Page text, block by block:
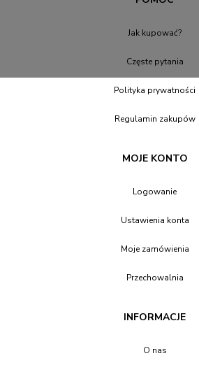
Jak kupować?
Częste pytania
Polityka prywatności
Regulamin zakupów
MOJE KONTO
Logowanie
Ustawienia konta
Moje zamówienia
Przechowalnia
INFORMACJE
O nas